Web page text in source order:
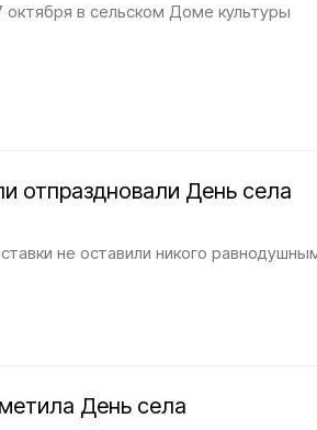
октября в сельском Доме культуры
отпраздновали День села
не оставили никого
День села